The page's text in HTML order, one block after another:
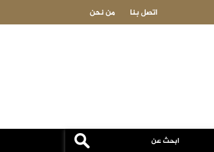
الهميسات يطالب الحكومة
الأثرية
من نحن اتصل بنا